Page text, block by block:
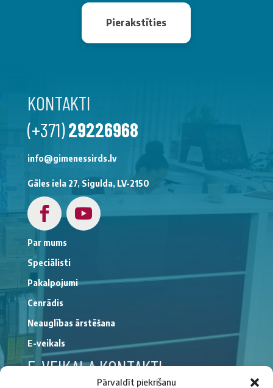
Pārvaldīt piekrišanu
Pierakstīties
KONTAKTI
(+371)29226968
info@gimenessirds.lv
Gāles iela 27, Sigulda, LV-2150
Par mums
Speciālisti
Pakalpojumi
Cenrādis
Neauglības ārstēšana
E-veikals
E-VEIKALA KONTAKTI